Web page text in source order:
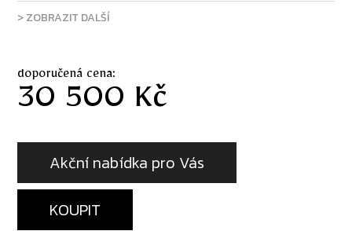
> ZOBRAZIT DALŠÍ
doporučená cena:
30 500 Kč
Akční nabídka pro Vás
KOUPIT